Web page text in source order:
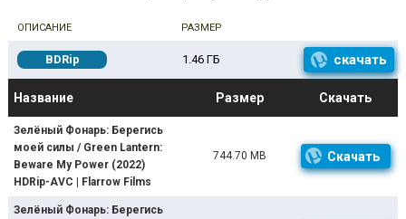
ОПИСАНИЕ РАЗМЕР
BDRip 1.46 ГБ скачать
Название Размер Скачать
Зелёный Фонарь: Берегись
моей силы / Green Lantern:
Beware My Power (2022)
HDRip-AVC | Flarrow Films
744.70 MB Скачать
Зелёный Фонарь: Берегись